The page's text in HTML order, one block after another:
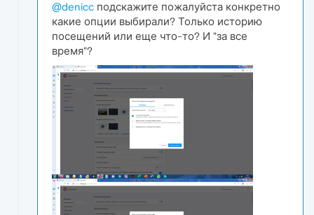
@denicc подскажите пожалуйста конкретно
какие опции выбирали? Только историю
посещений или еще что-то? И "за все
время"?